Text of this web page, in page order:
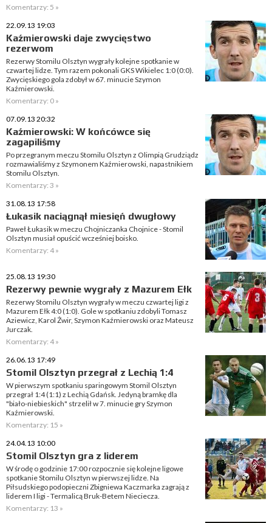
Komentarzy: 5 »
22.09.13 19:03
Kaźmierowski daje zwycięstwo
rezerwom
Rezerwy Stomilu Olsztyn wygrały kolejne spotkanie w
czwartej lidze. Tym razem pokonali GKS Wikielec 1:0 (0:0).
Zwycięskiego gola zdobył w 67. minucie Szymon
Kaźmierowski.
Komentarzy: 0 »
07.09.13 20:32
Kaźmierowski: W końcówce się
zagapiliśmy
Po przegranym meczu Stomilu Olsztyn z Olimpią Grudziądz
rozmawialiśmy z Szymonem Kaźmierowski, napastnikiem
Stomilu Olsztyn.
Komentarzy: 3 »
31.08.13 17:58
Łukasik naciągnął miesięń dwugłowy
Paweł Łukasik w meczu Chojniczanka Chojnice - Stomil
Olsztyn musiał opuścić wcześniej boisko.
Komentarzy: 4 »
25.08.13 19:30
Rezerwy pewnie wygrały z Mazurem Ełk
Rezerwy Stomilu Olsztyn wygrały w meczu czwartej ligi z
Mazurem Ełk 4:0 (1:0). Gole w spotkaniu zdobyli Tomasz
Aziewicz, Karol Żwir, Szymon Kaźmierowski oraz Mateusz
Jurczak.
Komentarzy: 4 »
26.06.13 17:49
Stomil Olsztyn przegrał z Lechią 1:4
W pierwszym spotkaniu sparingowym Stomil Olsztyn
przegrał 1:4 (1:1) z Lechią Gdańsk. Jedyną bramkę dla
"biało-niebieskich" strzelił w 7. minucie gry Szymon
Kaźmierowski.
Komentarzy: 15 »
24.04.13 10:00
Stomil Olsztyn gra z liderem
W środę o godzinie 17:00 rozpocznie się kolejne ligowe
spotkanie Stomilu Olsztyn w pierwszej lidze. Na
Piłsudskiego podopieczni Zbigniewa Kaczmarka zagrają z
liderem I ligi - Termalicą Bruk-Betem Nieciecza.
Komentarzy: 13 »